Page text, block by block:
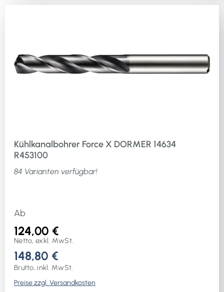
Kühlkanalbohrer Force X DORMER 14634
R453100
84 Varianten verfügbar!
Ab
124,00 €
Netto, exkl. MwSt.
148,80 €
Brutto, inkl. MwSt.
Preise zzgl. Versandkosten